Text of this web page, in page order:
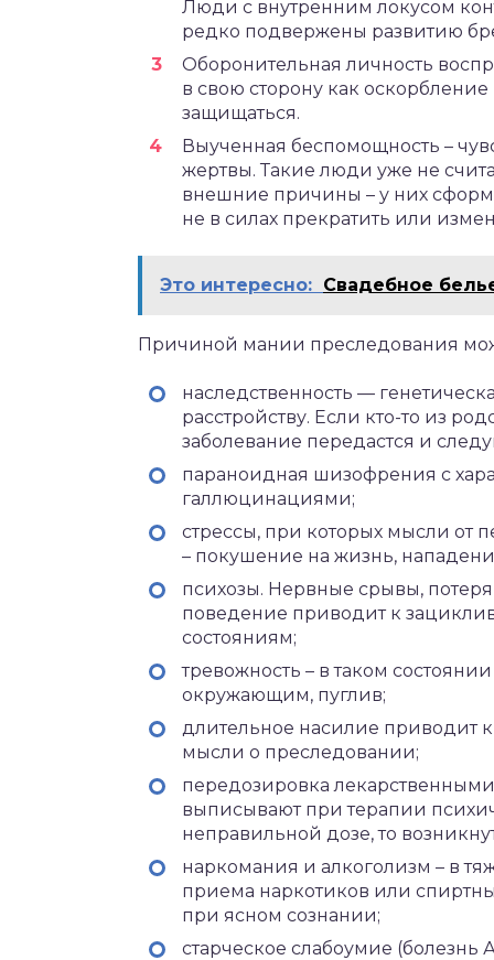
Люди с внутренним локусом
редко подвержены развитию
Оборонительная личность
в свою сторону как оскорбление
защищаться.
Выученная беспомощность –
жертвы. Такие люди уже не
внешние причины – у них
не в силах прекратить или
Это интересно: Свадебное
Причиной мании преследования
наследственность —
расстройству. Если кто-то из
заболевание передастся и
параноидная шизофрения с
галлюцинациями;
стрессы, при которых мысли от
– покушение на жизнь,
психозы. Нервные срывы,
поведение приводит к
состояниям;
тревожность – в таком
окружающим, пуглив;
длительное насилие приводит
мысли о преследовании;
передозировка
выписывают при терапии
неправильной дозе, то
наркомания и алкоголизм – в
приема наркотиков или
при ясном сознании;
старческое слабоумие (болезнь